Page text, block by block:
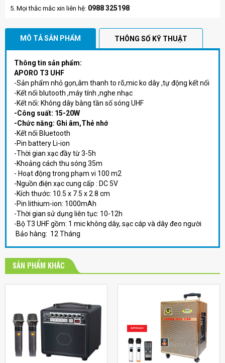
5. Mọi thắc mắc xin liên hệ: 0988 325198
MÔ TẢ SẢN PHẨM THÔNG SỐ KỸ THUẬT
Thông tin sản phẩm:
APORO T3 UHF
-Sản phẩm nhỏ gọn,âm thanh to rõ,mic ko dây ,tự động kết nối
-Kết nối blutooth ,máy tính ,nghe nhạc
-Kết nối: Không dây bằng tần số sóng UHF
-Công suất: 15-20W
-Chức năng: Ghi âm,Thẻ nhớ
-Kết nối Bluetooth
-Pin battery Li-ion
-Thời gian xạc đầy từ 3-5h
-Khoảng cách thu sóng 35m
- Hoạt động trong phạm vi 100 m2
-Nguồn điện xạc cung cấp : DC 5V
-Kích thước: 10.5 x 7.5 x 2.8 cm
-Pin lithium-ion: 1000mAh
-Thời gian sử dụng liên tục: 10-12h
-Bộ T3 UHF gồm: 1 mic không dây, sạc cáp và dây đeo người
Bảo hàng: 12 Tháng
SẢN PHẨM KHÁC